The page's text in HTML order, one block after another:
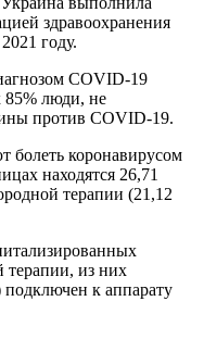
здравоохранения
году.
COVID-19
85% люди, не
против COVID-19.
болеть коронавирусом
находятся 26,71
терапии (21,12
терапии, из них
к аппарату